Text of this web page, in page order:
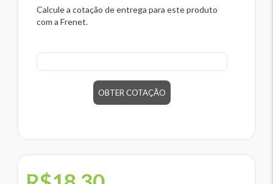
Calcule a cotação de entrega para este produto
com a Frenet.
OBTER COTAÇÃO